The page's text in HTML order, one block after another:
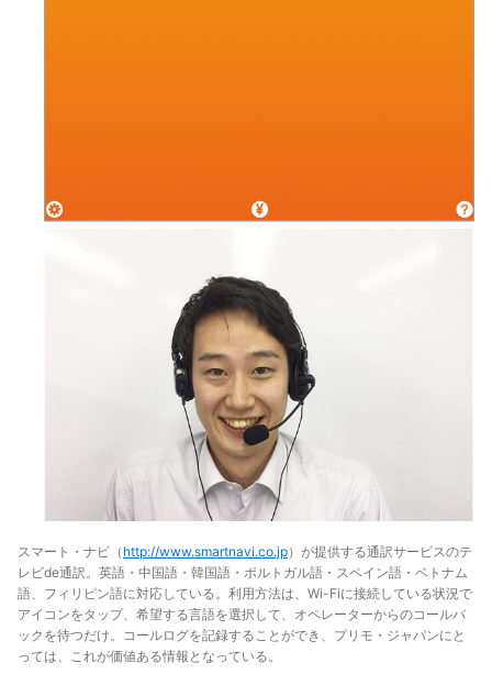
スマート・ナビ（ http://www.smartnavi.co.jp）が提供する通訳サービスのテ
レビde通訳。英語・中国語・韓国語・ポルトガル語・スペイン語・ベトナム
語、フィリピン語に対応している。利用方法は、Wi-Fiに接続している状況で
アイコンをタップ、希望する言語を選択して、オペレーターからのコールバ
ックを待つだけ。コールログを記録することができ、プリモ・ジャパンにと
っては、これが価値ある情報となっている。